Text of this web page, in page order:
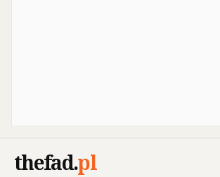
thefad.pl